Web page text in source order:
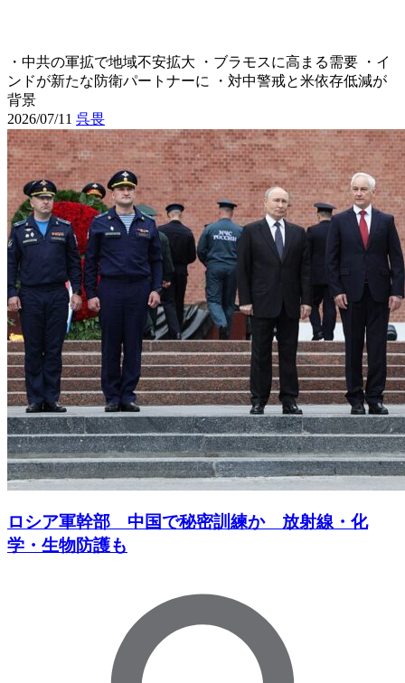
・中共の軍拡で地域不安拡大 ・ブラモスに高まる需要 ・イ
ンドが新たな防衛パートナーに ・対中警戒と米依存低減が
背景
2026/07/11 呉畏
ロシア軍幹部 中国で秘密訓練か 放射線・化
学・生物防護も